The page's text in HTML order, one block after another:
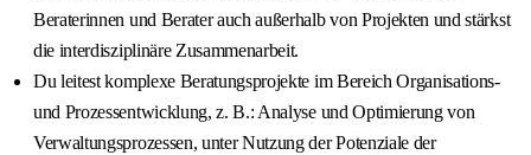
Beraterinnen und Berater auch außerhalb von Projekten und stärkst
die interdisziplinäre Zusammenarbeit.
Du leitest komplexe Beratungsprojekte im Bereich Organisations-
und Prozessentwicklung, z. B.: Analyse und Optimierung von
Verwaltungsprozessen, unter Nutzung der Potenziale der